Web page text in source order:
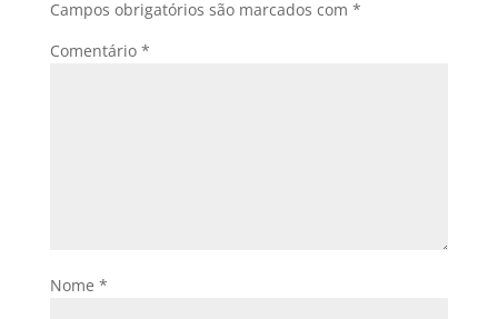
Campos obrigatórios são marcados com *
Comentário *
Nome *